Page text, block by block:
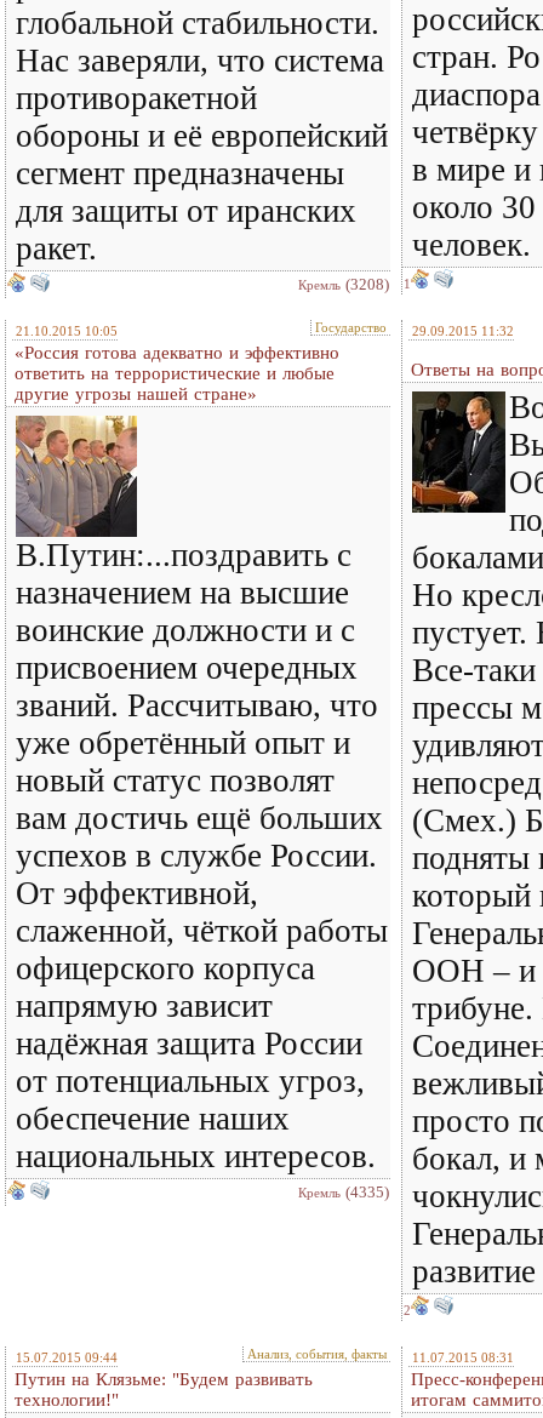
глобальной стабильности.
Нас заверяли, что система
противоракетной
обороны и её европейский
сегмент предназначены
для защиты от иранских
ракет.
Кремль (3208)
стран.
в мире и
около
человек.
1
21.10.2015 10:05 Государство
«Россия готова адекватно и эффективно
ответить на террористические и любые
другие угрозы нашей стране»
В.Путин:...поздравить с
назначением на высшие
воинские должности и с
присвоением очередных
званий. Рассчитываю, что
уже обретённый опыт и
новый статус позволят
вам достичь ещё больших
успехов в службе России.
От эффективной,
слаженной, чёткой работы
офицерского корпуса
напрямую зависит
надёжная защита России
от потенциальных угроз,
обеспечение наших
национальных интересов.
Кремль (4335)
29.09.2015 11:32
Ответы на
Но
прессы
(Смех.)
подняты
который
ООН – и
просто
бокал, и
2
15.07.2015 09:44 Анализ, события, факты
Путин на Клязьме: "Будем развивать
технологии!"
11.07.2015 08:31
Пресс-
итогам